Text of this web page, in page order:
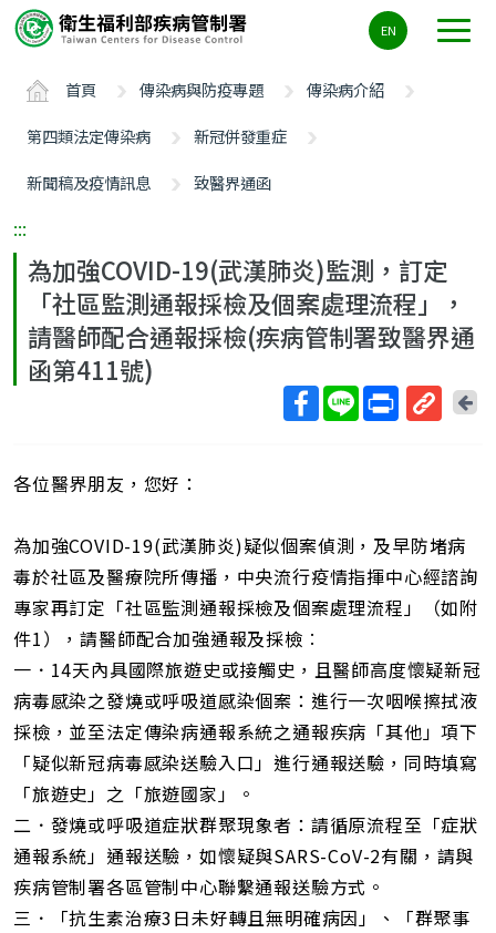
要
ALT+C
EN
首頁 傳染病與防疫專題
傳染病介紹
第四類法定傳染病
新冠併發重症
新聞稿及疫情訊息
致醫界通函
:::
為加強COVID-19(武漢肺炎)監測，訂定
「社區監測通報採檢及個案處理流程」，
請醫師配合通報採檢(疾病管制署致醫界通
函第411號)
址
回
各位醫界朋友，您好：
為加強COVID-19(武漢肺炎)疑似個案偵測，及早防堵病
毒於社區及醫療院所傳播，中央流行疫情指揮中心經諮詢
專家再訂定「社區監測通報採檢及個案處理流程」（如附
件1），請醫師配合加強通報及採檢︰
一．14天內具國際旅遊史或接觸史，且醫師高度懷疑新冠
病毒感染之發燒或呼吸道感染個案：進行一次咽喉擦拭液
採檢，並至法定傳染病通報系統之通報疾病「其他」項下
「疑似新冠病毒感染送驗入口」進行通報送驗，同時填寫
「旅遊史」之「旅遊國家」。
二．發燒或呼吸道症狀群聚現象者：請循原流程至「症狀
通報系統」通報送驗，如懷疑與SARS-CoV-2有關，請與
疾病管制署各區管制中心聯繫通報送驗方式。
三．「抗生素治療3日未好轉且無明確病因」、「群聚事